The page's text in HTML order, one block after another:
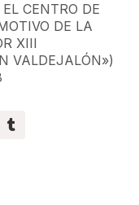
CENTRO DE
DE LA
XIII
VALDEJALÓN»)